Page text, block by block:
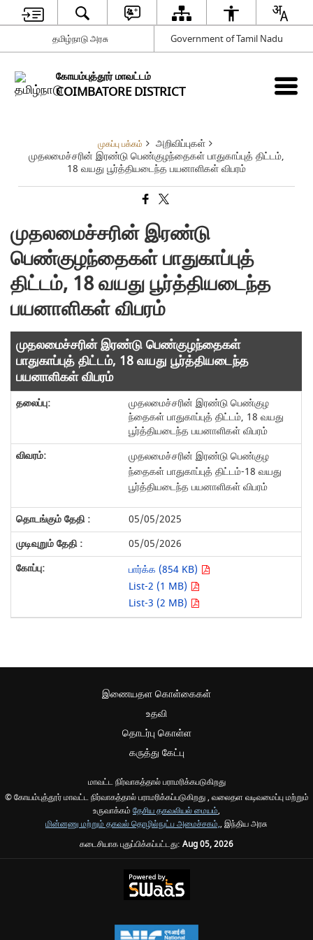
தமிழ்நாடு அரசு Government of Tamil Nadu
கோயம்புத்தூர் மாவட்டம்
COIMBATORE DISTRICT
முகப்பு பக்கம்
அறிவிப்புகள்
முதலமைச்சரின் இரண்டு பெண்குழந்தைகள் பாதுகாப்புத் திட்டம்,
18 வயது பூர்த்தியடைந்த பயனாளிகள் விபரம்
முதலமைச்சரின் இரண்டு
பெண்குழந்தைகள் பாதுகாப்புத்
திட்டம், 18 வயது பூர்த்தியடைந்த
பயனாளிகள் விபரம்
முதலமைச்சரின் இரண்டு பெண்குழந்தைகள்
பாதுகாப்புத் திட்டம், 18 வயது பூர்த்தியடைந்த
பயனாளிகள் விபரம்
முதலமைச்சரின் இரண்டு பெண்குழ
ந்தைகள் பாதுகாப்புத் திட்டம், 18 வயது
பூர்த்தியடைந்த பயனாளிகள் விபரம்
முதலமைச்சரின் இரண்டு பெண்குழ
ந்தைகள் பாதுகாப்புத் திட்டம்-18 வயது
பூர்த்தியடைந்த பயனாளிகள் விபரம்
05/05/2025
05/05/2026
பார்க்க (854 KB)
List-2 (1 MB)
List-3 (2 MB)
இணையதள கொள்கைகள்
உதவி
தொடர்பு கொள்ள
கருத்து கேட்பு
மாவட்ட நிர்வாகத்தால் பராமரிக்கபடுகிறது
© கோயம்புத்தூர் மாவட்ட நிர்வாகத்தால் பராமரிக்கப்படுகிறது , வலைதள வடிவமைப்பு மற்றும்
உருவாக்கம் தேசிய தகவலியல் மையம்,
மின்னணு மற்றும் தகவல் தொழில்நுட்ப அமைச்சகம்,, இந்திய அரசு
கடைசியாக புதுப்பிக்கப்பட்டது: Aug 05, 2026